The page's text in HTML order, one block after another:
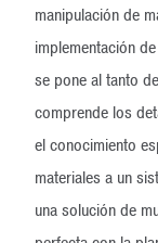
manipulación de
implementación
se pone al tanto
comprende los
el conocimiento
materiales a un
una solución de